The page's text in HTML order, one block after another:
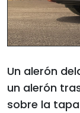
Un alerón
un alerón
sobre la